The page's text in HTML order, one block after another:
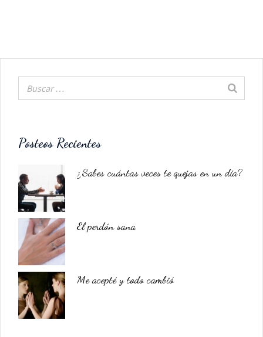
Posteos Recientes
¿Sabes cuántas veces te quejas en un día?
El perdón sana
Me acepté y todo cambió